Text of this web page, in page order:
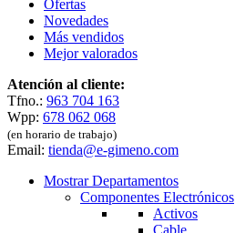
Ofertas
Novedades
Más vendidos
Mejor valorados
Atención al cliente:
Tfno.: 963 704 163
Wpp: 678 062 068
(en horario de trabajo)
Email: tienda@e-gimeno.com
Mostrar Departamentos
Componentes Electrónicos
Activos
Cable